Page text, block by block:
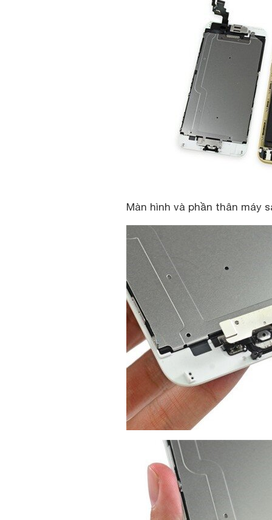
Màn hình và phần thân máy